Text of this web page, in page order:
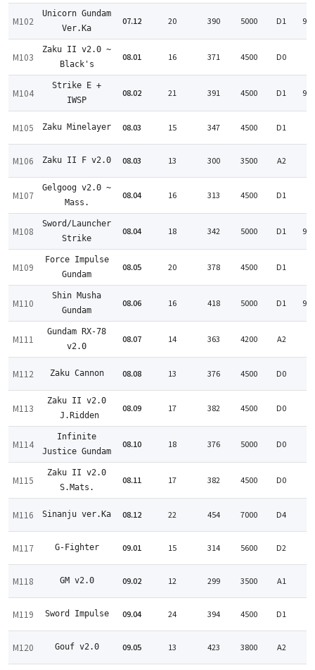
M102
Unicorn Gundam
Ver.Ka
07.12 20 390 5000 D1 99
M103
Zaku II v2.0 ~
Black's
08.01 16 371 4500 D0
M104
Strike E +
IWSP
08.02 21 391 4500 D1 98
M105 Zaku Minelayer 08.03 15 347 4500 D1
M106 Zaku II F v2.0 08.03 13 300 3500 A2
M107
Gelgoog v2.0 ~
Mass.
08.04 16 313 4500 D1
M108
Sword/Launcher
Strike
08.04 18 342 5000 D1 97
M109
Force Impulse
Gundam
08.05 20 378 4500 D1
M110
Shin Musha
Gundam
08.06 16 418 5000 D1 98
M111
Gundam RX-78
v2.0
08.07 14 363 4200 A2
M112 Zaku Cannon 08.08 13 376 4500 D0
M113
Zaku II v2.0
J.Ridden
08.09 17 382 4500 D0
M114
Infinite
Justice Gundam
08.10 18 376 5000 D0
M115
Zaku II v2.0
S.Mats.
08.11 17 382 4500 D0
M116 Sinanju ver.Ka 08.12 22 454 7000 D4
M117 G-Fighter 09.01 15 314 5600 D2
M118 GM v2.0 09.02 12 299 3500 A1
M119 Sword Impulse 09.04 24 394 4500 D1
M120 Gouf v2.0 09.05 13 423 3800 A2